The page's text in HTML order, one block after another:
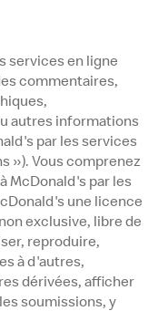
services en ligne
commentaires,
autres informations
par les services
»). Vous comprenez
McDonald's par les
une licence
exclusive, libre de
reproduire,
à d'autres,
dérivées, afficher
soumissions, y